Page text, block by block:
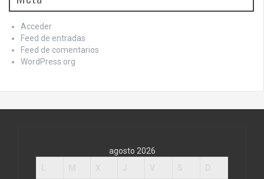
Acceder
Feed de entradas
Feed de comentarios
WordPress.org
agosto 2026